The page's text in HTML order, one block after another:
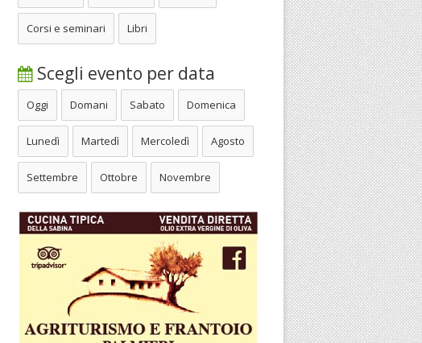
Corsi e seminari Libri
Scegli evento per data
Oggi Domani Sabato Domenica
Lunedì Martedì Mercoledì Agosto
Settembre Ottobre Novembre